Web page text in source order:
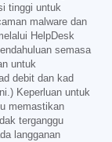
tinggi untuk
malware dan
HelpDesk
semasa
untuk
debit dan kad
Keperluan untuk
memastikan
terganggu
langganan